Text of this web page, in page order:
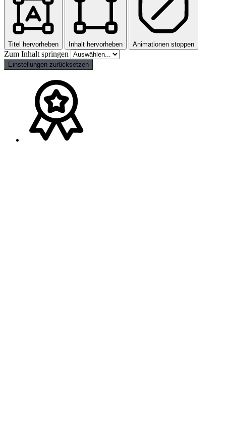
Titel hervorheben Inhalt hervorheben Animationen stoppen
Zum Inhalt springen
Einstellungen zurücksetzen